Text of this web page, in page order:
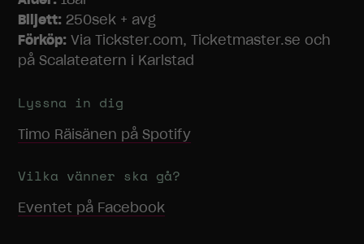
Biljett: 250sek + avg
Förköp: Via Tickster.com, Ticketmaster.se och
på Scalateatern i Karlstad
Lyssna in dig
Timo Räisänen på Spotify
Vilka vänner ska gå?
Eventet på Facebook